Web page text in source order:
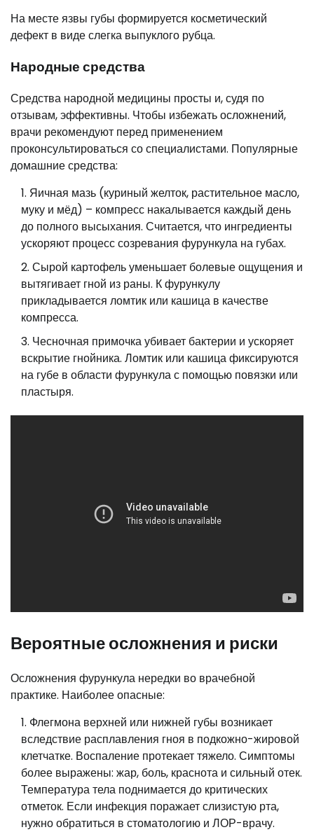
На месте язвы губы формируется косметический
дефект в виде слегка выпуклого рубца.
Народные средства
Средства народной медицины просты и, судя по
отзывам, эффективны. Чтобы избежать осложнений,
врачи рекомендуют перед применением
проконсультироваться со специалистами. Популярные
домашние средства:
Яичная мазь (куриный желток, растительное масло,
муку и мёд) – компресс накалывается каждый день
до полного высыхания. Считается, что ингредиенты
ускоряют процесс созревания фурункула на губах.
Сырой картофель уменьшает болевые ощущения и
вытягивает гной из раны. К фурункулу
прикладывается ломтик или кашица в качестве
компресса.
Чесночная примочка убивает бактерии и ускоряет
вскрытие гнойника. Ломтик или кашица фиксируются
на губе в области фурункула с помощью повязки или
пластыря.
Вероятные осложнения и риски
Осложнения фурункула нередки во врачебной
практике. Наиболее опасные:
Флегмона верхней или нижней губы возникает
вследствие расплавления гноя в подкожно-жировой
клетчатке. Воспаление протекает тяжело. Симптомы
более выражены: жар, боль, краснота и сильный отек.
Температура тела поднимается до критических
отметок. Если инфекция поражает слизистую рта,
нужно обратиться в стоматологию и ЛОР-врачу.